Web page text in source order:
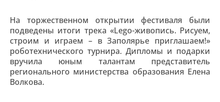
На торжественном открытии фестиваля были
подведены итоги трека «Lego-живопись. Рисуем,
строим и играем – в Заполярье приглашаем!»
роботехнического турнира. Дипломы и подарки
вручила юным талантам представитель
регионального министерства образования Елена
Волкова.